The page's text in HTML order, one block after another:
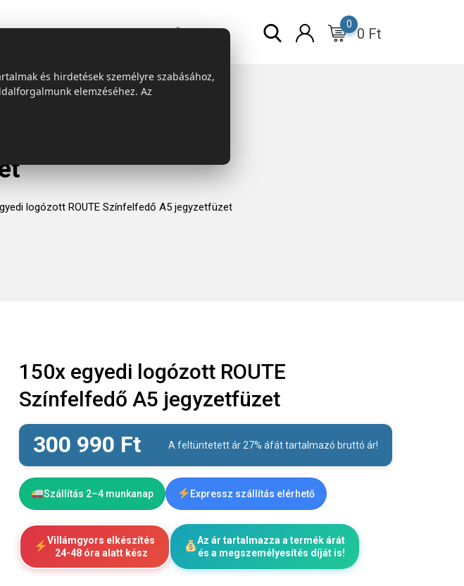
szállítás Tech = Kedvező ár ESG 0 Ft
0
logózott ROUTE Színfelfedő A5 jegyzetfüzet
150x egyedi logózott ROUTE
Színfelfedő A5 jegyzetfüzet
300 990 Ft A feltüntetett ár 27% áfát tartalmazó bruttó ár!
Szállítás 2–4 munkanap Expressz szállítás elérhető
Villámgyors elkészítés
24-48 óra alatt kész
Az ár tartalmazza a termék árát
és a megszemélyesítés díját is!
és hirdetések személyre szabásához,
elemzéséhez. Az